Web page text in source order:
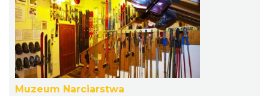
Muzeum Narciarstwa